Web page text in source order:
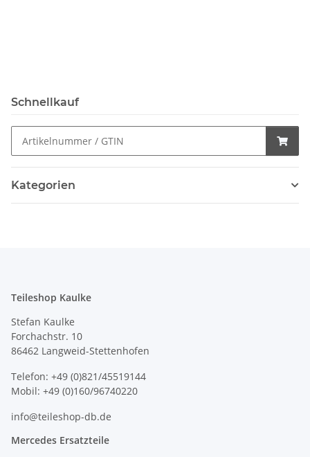
Schnellkauf
Kategorien
Teileshop Kaulke
Stefan Kaulke
Forchachstr. 10
86462 Langweid-Stettenhofen
Telefon: +49 (0)821/45519144
Mobil: +49 (0)160/96740220
info@teileshop-db.de
Mercedes Ersatzteile